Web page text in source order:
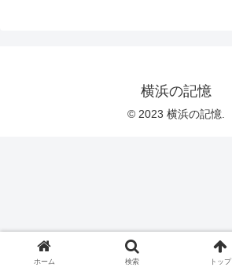
横浜の記憶
© 2023 横浜の記憶.
ホーム 検索 トップ